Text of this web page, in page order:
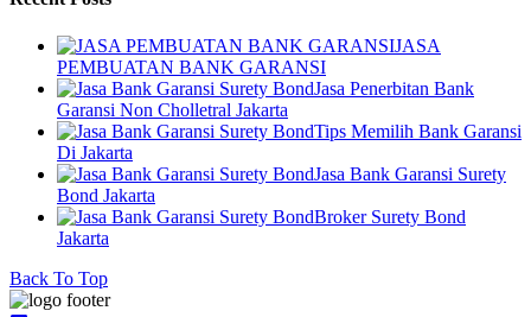
JASA
PEMBUATAN BANK GARANSI
Jasa Penerbitan Bank
Garansi Non Cholletral Jakarta
Tips Memilih Bank Garansi
Di Jakarta
Jasa Bank Garansi Surety
Bond Jakarta
Broker Surety Bond
Jakarta
Back To Top